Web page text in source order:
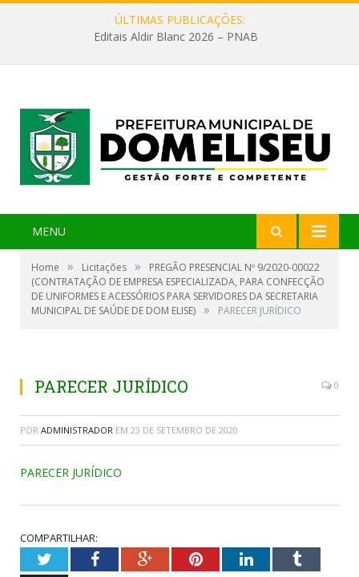
ÚLTIMAS PUBLICAÇÕES:
Editais Aldir Blanc 2026 – PNAB
MENU
Home » Licitações »
PREGÃO PRESENCIAL Nº 9/2020-00022
(CONTRATAÇÃO DE EMPRESA ESPECIALIZADA, PARA CONFECÇÃO
DE UNIFORMES E ACESSÓRIOS PARA SERVIDORES DA SECRETARIA
MUNICIPAL DE SAÚDE DE DOM ELISE) » PARECER JURÍDICO
PARECER JURÍDICO 0
POR ADMINISTRADOR EM 23 DE SETEMBRO DE 2020
PARECER JURÍDICO
COMPARTILHAR:
TwitterFacebookGoogle+PinterestLinkedInTumblr